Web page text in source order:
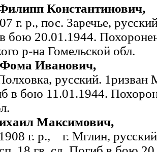
Константинович,
г. р., пос. Заре­чье,
бою 20.01.1944.
р-на Го­мельской обл.
Иванович,
русский.
в бою 11.01.1944.
Максимович,
г. р., г. Мглин,